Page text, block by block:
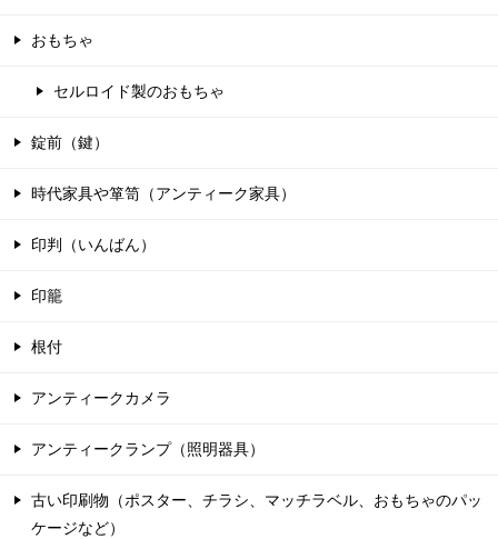
おもちゃ
セルロイド製のおもちゃ
錠前（鍵）
時代家具や箪笥（アンティーク家具）
印判（いんばん）
印籠
根付
アンティークカメラ
アンティークランプ（照明器具）
古い印刷物（ポスター、チラシ、マッチラベル、おもちゃのパッ
ケージなど）